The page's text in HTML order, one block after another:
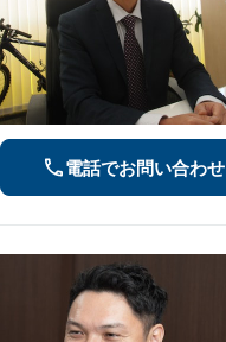
電話でお問い合わせ